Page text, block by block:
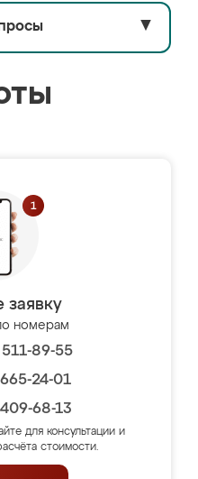
▼
заявку
номерам
89-55
24-01
68-13
для консультации и
стоимости.